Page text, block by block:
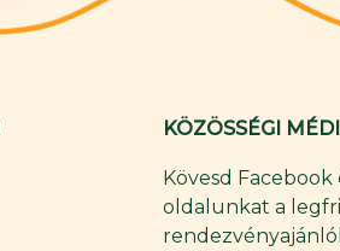
KÖZÖSSÉGI
Kövesd Facebook
oldalunkat a